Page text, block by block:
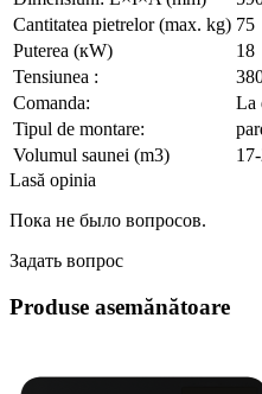
Cantitatea pietrelor (max. kg) 75
Puterea (кW)
18
Tensiunea :
Comanda:
La
Tipul de montare:
Volumul saunei (m3)
Lasă opinia
Пока не было вопросов.
Задать вопрос
Produse asemănătoare